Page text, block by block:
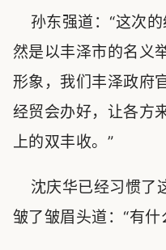
孙东强道：“这次的
然是以丰泽市的名义
形象，我们丰泽政府
经贸会办好，让各方
上的双丰收。”
沈庆华已经习惯了
皱了皱眉头道：“有什